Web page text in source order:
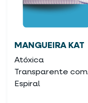
MANGUEIRA KAT
Atóxica
Transparente com
Espiral